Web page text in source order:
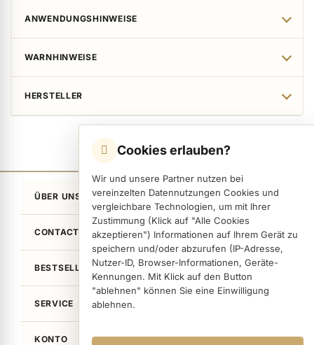
Cookies erlauben?
Wir und unsere Partner nutzen bei
vereinzelten Datennutzungen Cookies und
vergleichbare Technologien, um mit Ihrer
Zustimmung (Klick auf "Alle Cookies
akzeptieren") Informationen auf Ihrem Gerät zu
speichern und/oder abzurufen (IP-Adresse,
Nutzer-ID, Browser-Informationen, Geräte-
Kennungen. Mit Klick auf den Button
"ablehnen" können Sie eine Einwilligung
ablehnen.
ANWENDUNGSHINWEISE
WARNHINWEISE
HERSTELLER
ÜBER UNS
CONTACT
BESTSELLER
SERVICE
KONTO